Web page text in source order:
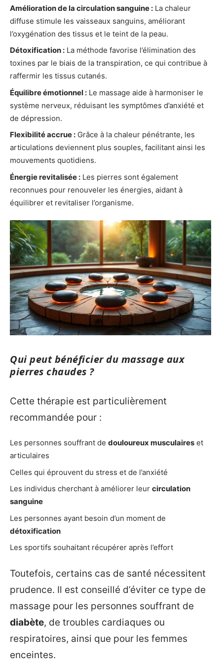
Amélioration de la circulation sanguine : La chaleur
diffuse stimule les vaisseaux sanguins, améliorant
l’oxygénation des tissus et le teint de la peau.
Détoxification : La méthode favorise l’élimination des
toxines par le biais de la transpiration, ce qui contribue à
raffermir les tissus cutanés.
Équilibre émotionnel : Le massage aide à harmoniser le
système nerveux, réduisant les symptômes d’anxiété et
de dépression.
Flexibilité accrue : Grâce à la chaleur pénétrante, les
articulations deviennent plus souples, facilitant ainsi les
mouvements quotidiens.
Énergie revitalisée : Les pierres sont également
reconnues pour renouveler les énergies, aidant à
équilibrer et revitaliser l’organisme.
Qui peut bénéficier du massage aux
pierres chaudes ?
Cette thérapie est particulièrement
recommandée pour :
Les personnes souffrant de douloureux musculaires et
articulaires
Celles qui éprouvent du stress et de l’anxiété
Les individus cherchant à améliorer leur circulation
sanguine
Les personnes ayant besoin d’un moment de
détoxification
Les sportifs souhaitant récupérer après l’effort
Toutefois, certains cas de santé nécessitent
prudence. Il est conseillé d’éviter ce type de
massage pour les personnes souffrant de
diabète, de troubles cardiaques ou
respiratoires, ainsi que pour les femmes
enceintes.